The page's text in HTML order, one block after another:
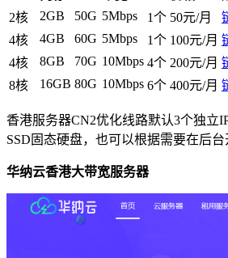
2核
2GB 50G 5Mbps 1个 50元/月
4核
4GB 60G 5Mbps 1个 100元/月
4核
8GB 70G 10Mbps 4个 200元/月
8核
16GB 80G 10Mbps 6个 400元/月
香港服务器CN2优化线路默认3个独立
SSD固态硬盘，也可以根据需要在后台
华纳云香港大带宽服务器